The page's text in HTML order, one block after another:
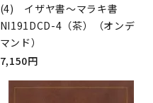
(4) イザヤ書～マラキ書
NI191DCD-4（茶）（オンデ
マンド）
7,150円